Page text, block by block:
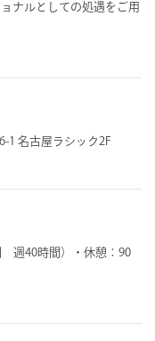
ナルとしての処遇をご用
1 名古屋ラシック2F
週40時間）・休憩：90